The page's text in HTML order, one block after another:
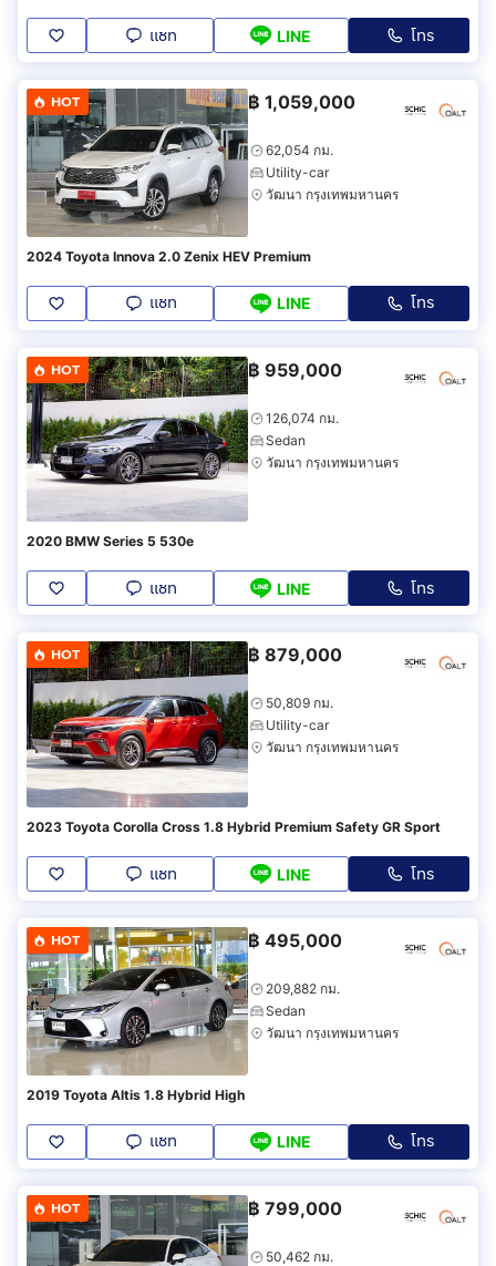
แชท LINE โทร
HOT ฿ 1,059,000
62,054 กม.
Utility-car
วัฒนา กรุงเทพมหานคร
2024 Toyota Innova 2.0 Zenix HEV Premium
แชท LINE โทร
HOT ฿ 959,000
126,074 กม.
Sedan
วัฒนา กรุงเทพมหานคร
2020 BMW Series 5 530e
แชท LINE โทร
HOT ฿ 879,000
50,809 กม.
Utility-car
วัฒนา กรุงเทพมหานคร
2023 Toyota Corolla Cross 1.8 Hybrid Premium Safety GR Sport
แชท LINE โทร
HOT ฿ 495,000
209,882 กม.
Sedan
วัฒนา กรุงเทพมหานคร
2019 Toyota Altis 1.8 Hybrid High
แชท LINE โทร
HOT ฿ 799,000
50,462 กม.